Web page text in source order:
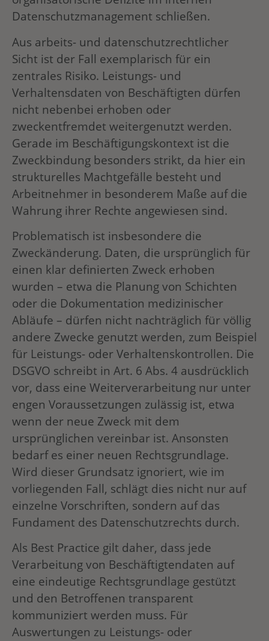
Datenschutzmanagement schließen.
Aus arbeits- und datenschutzrechtlicher
Sicht ist der Fall exemplarisch für ein
zentrales Risiko. Leistungs- und
Verhaltensdaten von Beschäftigten dürfen
nicht nebenbei erhoben oder
zweckentfremdet weitergenutzt werden.
Gerade im Beschäftigungskontext ist die
Zweckbindung besonders strikt, da hier ein
strukturelles Machtgefälle besteht und
Arbeitnehmer in besonderem Maße auf die
Wahrung ihrer Rechte angewiesen sind.
Problematisch ist insbesondere die
Zweckänderung. Daten, die ursprünglich für
einen klar definierten Zweck erhoben
wurden – etwa die Planung von Schichten
oder die Dokumentation medizinischer
Abläufe – dürfen nicht nachträglich für völlig
andere Zwecke genutzt werden, zum Beispiel
für Leistungs- oder Verhaltenskontrollen. Die
DSGVO schreibt in Art. 6 Abs. 4 ausdrücklich
vor, dass eine Weiterverarbeitung nur unter
engen Voraussetzungen zulässig ist, etwa
wenn der neue Zweck mit dem
ursprünglichen vereinbar ist. Ansonsten
bedarf es einer neuen Rechtsgrundlage.
Wird dieser Grundsatz ignoriert, wie im
vorliegenden Fall, schlägt dies nicht nur auf
einzelne Vorschriften, sondern auf das
Fundament des Datenschutzrechts durch.
Als Best Practice gilt daher, dass jede
Verarbeitung von Beschäftigtendaten auf
eine eindeutige Rechtsgrundlage gestützt
und den Betroffenen transparent
kommuniziert werden muss. Für
Auswertungen zu Leistungs- oder